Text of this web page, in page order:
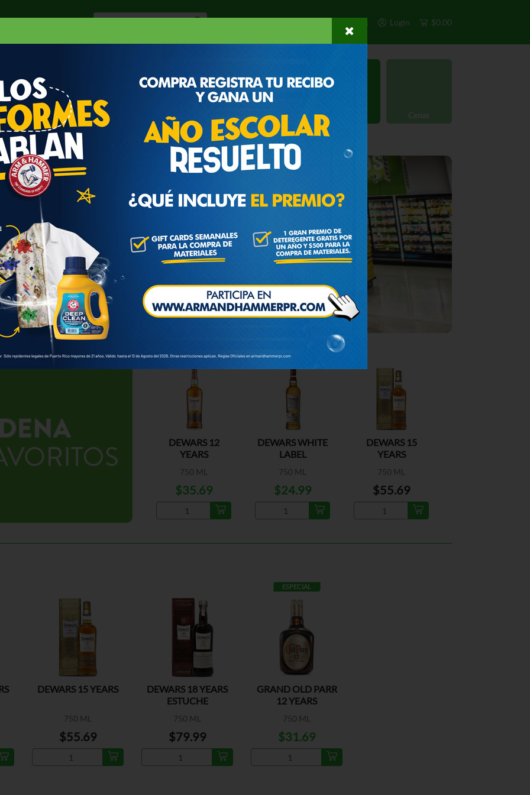
Otros Login $0.00
Lácteos
Hogar, Salud y
Deli y Bakery Orgánico
ESPECIAL
DEWARS 12
YEARS
750 ML
$35.69
ESPECIAL
DEWARS WHITE
LABEL
750 ML
$24.99
DEWARS 15
YEARS
750 ML
$55.69
DEWARS 15 YEARS
750 ML
$55.69
DEWARS 18 YEARS
ESTUCHE
750 ML
$79.99
ESPECIAL
GRAND OLD PARR
12 YEARS
750 ML
$31.69